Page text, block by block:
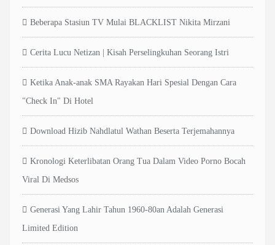
Beberapa Stasiun TV Mulai BLACKLIST Nikita Mirzani
Cerita Lucu Netizan | Kisah Perselingkuhan Seorang Istri
Ketika Anak-anak SMA Rayakan Hari Spesial Dengan Cara
"Check In" Di Hotel
Download Hizib Nahdlatul Wathan Beserta Terjemahannya
Kronologi Keterlibatan Orang Tua Dalam Video Porno Bocah
Viral Di Medsos
Generasi Yang Lahir Tahun 1960-80an Adalah Generasi
Limited Edition